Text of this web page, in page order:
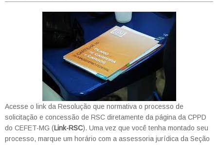
Acesse o link da Resolução que normativa o processo de
solicitação e concessão de RSC diretamente da página da CPPD
do CEFET-MG (Link-RSC). Uma vez que você tenha montado seu
processo, marque um horário com a assessoria jurídica da Seção